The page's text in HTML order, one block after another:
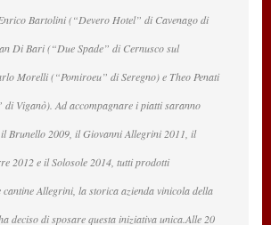
Bartolini (“Devero Hotel” di Cavenago di
Di Bari (“Due Spade” di Cernusco sul
Morelli (“Pomiroeu” di Seregno) e Theo Penati
di Viganò). Ad accompagnare i piatti saranno
Brunello 2009, il Giovanni Allegrini 2011, il
2012 e il Solosole 2014, tutti prodotti
cantine Allegrini, la storica azienda vinicola della
deciso di sposare questa iniziativa unica.Alle 20